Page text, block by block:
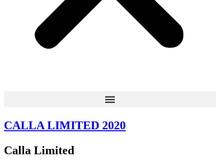
CALLA LIMITED 2020
Calla Limited